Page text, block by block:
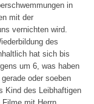
in
mit der
vernichten wird.
des
hat sich bis
um 6, was haben
oder soeben
Kind des Leibhaftigen